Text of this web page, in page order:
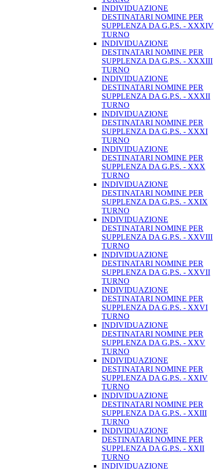
INDIVIDUAZIONE
DESTINATARI NOMINE PER
SUPPLENZA DA G.P.S. - XXXIV
TURNO
INDIVIDUAZIONE
DESTINATARI NOMINE PER
SUPPLENZA DA G.P.S. - XXXIII
TURNO
INDIVIDUAZIONE
DESTINATARI NOMINE PER
SUPPLENZA DA G.P.S. - XXXII
TURNO
INDIVIDUAZIONE
DESTINATARI NOMINE PER
SUPPLENZA DA G.P.S. - XXXI
TURNO
INDIVIDUAZIONE
DESTINATARI NOMINE PER
SUPPLENZA DA G.P.S. - XXX
TURNO
INDIVIDUAZIONE
DESTINATARI NOMINE PER
SUPPLENZA DA G.P.S. - XXIX
TURNO
INDIVIDUAZIONE
DESTINATARI NOMINE PER
SUPPLENZA DA G.P.S. - XXVIII
TURNO
INDIVIDUAZIONE
DESTINATARI NOMINE PER
SUPPLENZA DA G.P.S. - XXVII
TURNO
INDIVIDUAZIONE
DESTINATARI NOMINE PER
SUPPLENZA DA G.P.S. - XXVI
TURNO
INDIVIDUAZIONE
DESTINATARI NOMINE PER
SUPPLENZA DA G.P.S. - XXV
TURNO
INDIVIDUAZIONE
DESTINATARI NOMINE PER
SUPPLENZA DA G.P.S. - XXIV
TURNO
INDIVIDUAZIONE
DESTINATARI NOMINE PER
SUPPLENZA DA G.P.S. - XXIII
TURNO
INDIVIDUAZIONE
DESTINATARI NOMINE PER
SUPPLENZA DA G.P.S. - XXII
TURNO
INDIVIDUAZIONE